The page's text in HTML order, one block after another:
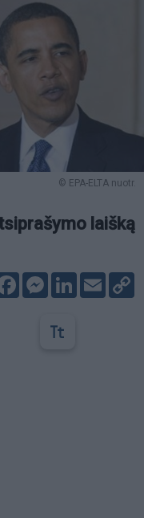
© EPA-ELTA nuotr.
laišką
FacebookMessenger
LinkedIn
Email